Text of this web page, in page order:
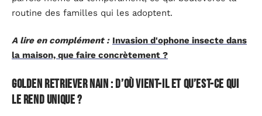
routine des familles qui les adoptent.
A lire en complément : Invasion d'ophone insecte dans
la maison, que faire concrètement ?
Golden retriever nain : d’où vient-il et qu’est-ce qui
le rend unique ?